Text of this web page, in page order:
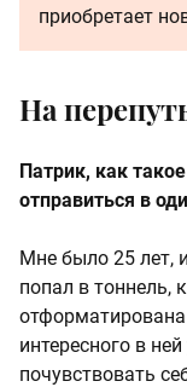
приобретает
На
Патрик, как
отправиться в
Мне было 25 лет,
попал в тоннель,
интересного в
почувствовать